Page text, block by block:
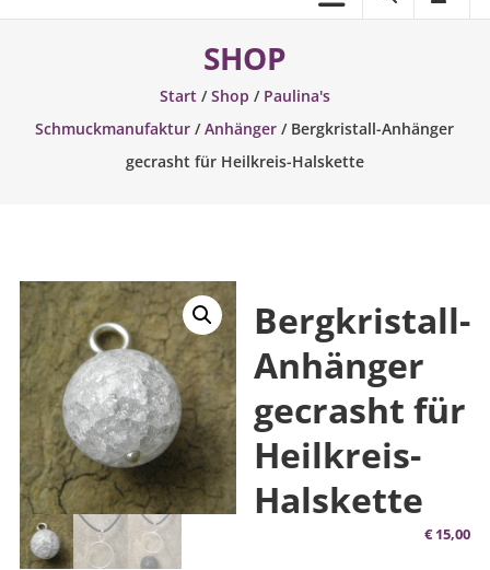
SHOP
Start /Shop / Paulina's
Schmuckmanufaktur /Anhänger / Bergkristall-Anhänger
gecrasht für Heilkreis-Halskette
Bergkristall-
Anhänger
gecrasht für
Heilkreis-
Halskette
€15,00